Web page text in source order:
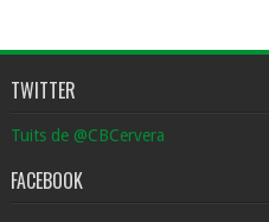
TWITTER
Tuits de @CBCervera
FACEBOOK